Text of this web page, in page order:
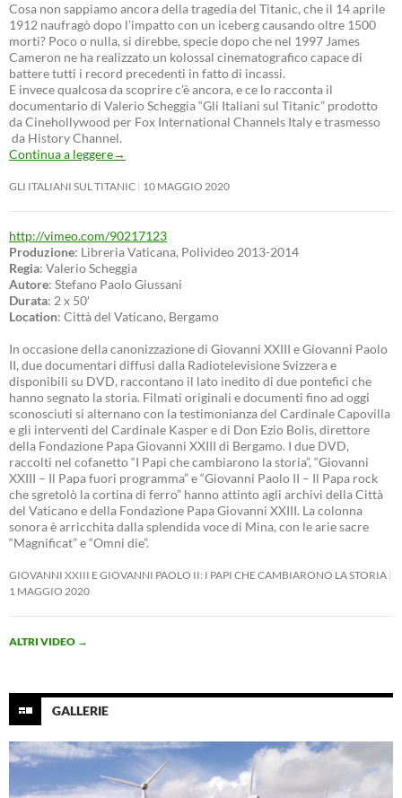
Cosa non sappiamo ancora della tragedia del Titanic, che il 14 aprile
1912 naufragò dopo l’impatto con un iceberg causando oltre 1500
morti? Poco o nulla, si direbbe, specie dopo che nel 1997 James
Cameron ne ha realizzato un kolossal cinematografico capace di
battere tutti i record precedenti in fatto di incassi.
E invece qualcosa da scoprire c’è ancora, e ce lo racconta il
documentario di Valerio Scheggia “Gli Italiani sul Titanic” prodotto
da Cinehollywood per Fox International Channels Italy e trasmesso
da History Channel.
Continua a leggere→
GLI ITALIANI SUL TITANIC 10 MAGGIO 2020
http://vimeo.com/90217123
Produzione: Libreria Vaticana, Polivideo 2013-2014
Regia: Valerio Scheggia
Autore: Stefano Paolo Giussani
Durata: 2 x 50′
Location: Città del Vaticano, Bergamo
In occasione della canonizzazione di Giovanni XXIII e Giovanni Paolo
II, due documentari diffusi dalla Radiotelevisione Svizzera e
disponibili su DVD, raccontano il lato inedito di due pontefici che
hanno segnato la storia. Filmati originali e documenti fino ad oggi
sconosciuti si alternano con la testimonianza del Cardinale Capovilla
e gli interventi del Cardinale Kasper e di Don Ezio Bolis, direttore
della Fondazione Papa Giovanni XXIII di Bergamo. I due DVD,
raccolti nel cofanetto “I Papi che cambiarono la storia”, “Giovanni
XXIII – Il Papa fuori programma” e “Giovanni Paolo II – Il Papa rock
che sgretolò la cortina di ferro” hanno attinto agli archivi della Città
del Vaticano e della Fondazione Papa Giovanni XXIII. La colonna
sonora è arricchita dalla splendida voce di Mina, con le arie sacre
“Magnificat” e “Omni die”.
GIOVANNI XXIII E GIOVANNI PAOLO II: I PAPI CHE CAMBIARONO LA STORIA
1 MAGGIO 2020
ALTRI VIDEO →
GALLERIE